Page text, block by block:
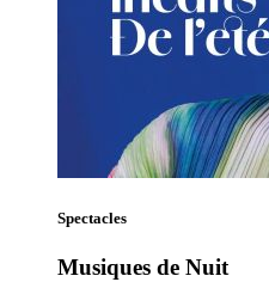
Spectacles
Musiques de Nuit